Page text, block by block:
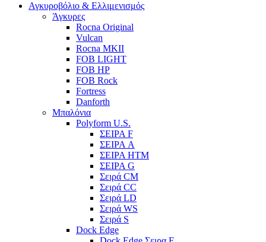
Αγκυροβόλιο & Ελλιμενισμός
Άγκυρες
Rocna Original
Vulcan
Rocna MKII
FOB LIGHT
FOB HP
FOB Rock
Fortress
Danforth
Μπαλόνια
Polyform U.S.
ΣΕΙΡΑ F
ΣΕΙΡΑ A
ΣΕΙΡΑ HTM
ΣΕΙΡΑ G
Σειρά CM
Σειρά CC
Σειρά LD
Σειρά WS
Σειρά S
Dock Edge